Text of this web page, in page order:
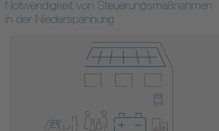
Notwendigkeit von Steuerungsmaßnahmen
in der Niederspannung